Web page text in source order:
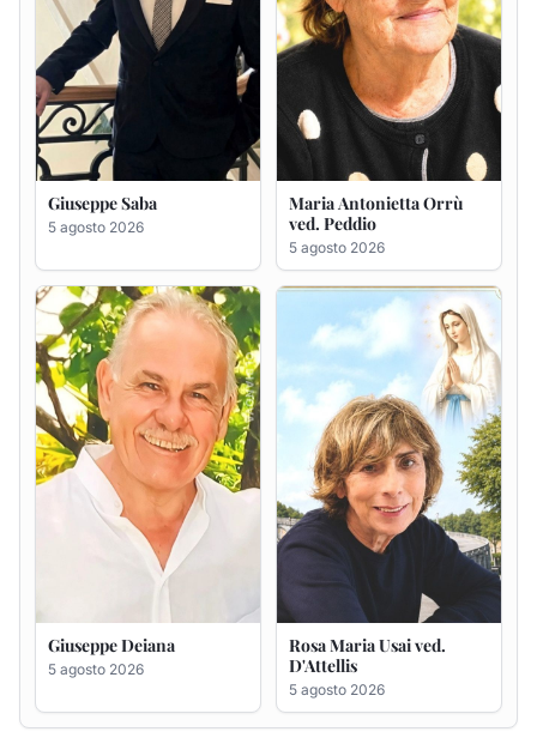
Giuseppe Saba
5 agosto 2026
Maria Antonietta Orrù
ved. Peddio
5 agosto 2026
Giuseppe Deiana
5 agosto 2026
Rosa Maria Usai ved.
D'Attellis
5 agosto 2026